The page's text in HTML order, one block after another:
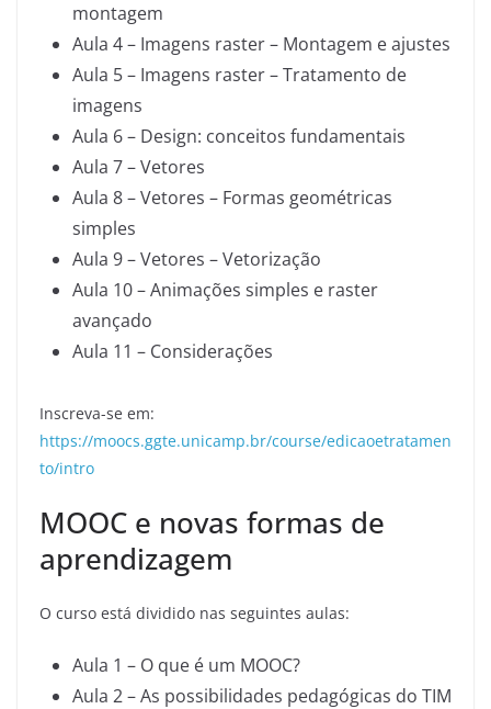
montagem
Aula 4 – Imagens raster – Montagem e ajustes
Aula 5 – Imagens raster – Tratamento de
imagens
Aula 6 – Design: conceitos fundamentais
Aula 7 – Vetores
Aula 8 – Vetores – Formas geométricas
simples
Aula 9 – Vetores – Vetorização
Aula 10 – Animações simples e raster
avançado
Aula 11 – Considerações
Inscreva-se em:
https://moocs.ggte.unicamp.br/course/edicaoetratamen
to/intro
MOOC e novas formas de
aprendizagem
O curso está dividido nas seguintes aulas:
Aula 1 – O que é um MOOC?
Aula 2 – As possibilidades pedagógicas do TIM